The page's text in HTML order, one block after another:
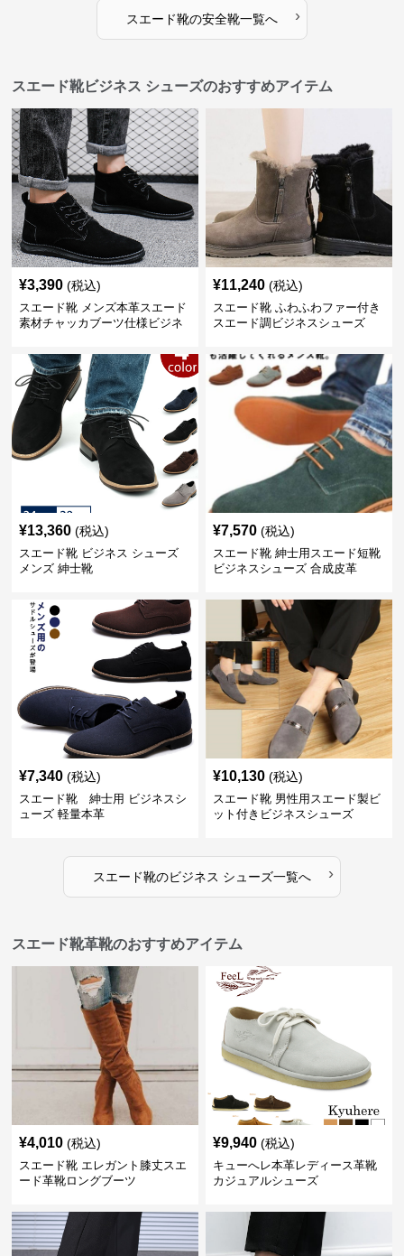
スエード靴の安全靴一覧へ ›
スエード靴ビジネス シューズのおすすめアイテム
¥3,390 (税込)
スエード靴 メンズ本革スエード
素材チャッカブーツ仕様ビジネ
¥11,240 (税込)
スエード靴 ふわふわファー付き
スエード調ビジネスシューズ
¥13,360 (税込)
スエード靴 ビジネス シューズ
メンズ 紳士靴
¥7,570 (税込)
スエード靴 紳士用スエード短靴
ビジネスシューズ 合成皮革
¥7,340 (税込)
スエード靴 紳士用 ビジネスシ
ューズ 軽量本革
¥10,130 (税込)
スエード靴 男性用スエード製ビ
ット付きビジネスシューズ
スエード靴のビジネス シューズ一覧へ ›
スエード靴革靴のおすすめアイテム
¥4,010 (税込)
スエード靴 エレガント膝丈スエ
ード革靴ロングブーツ
¥9,940 (税込)
キューへレ本革レディース革靴
カジュアルシューズ